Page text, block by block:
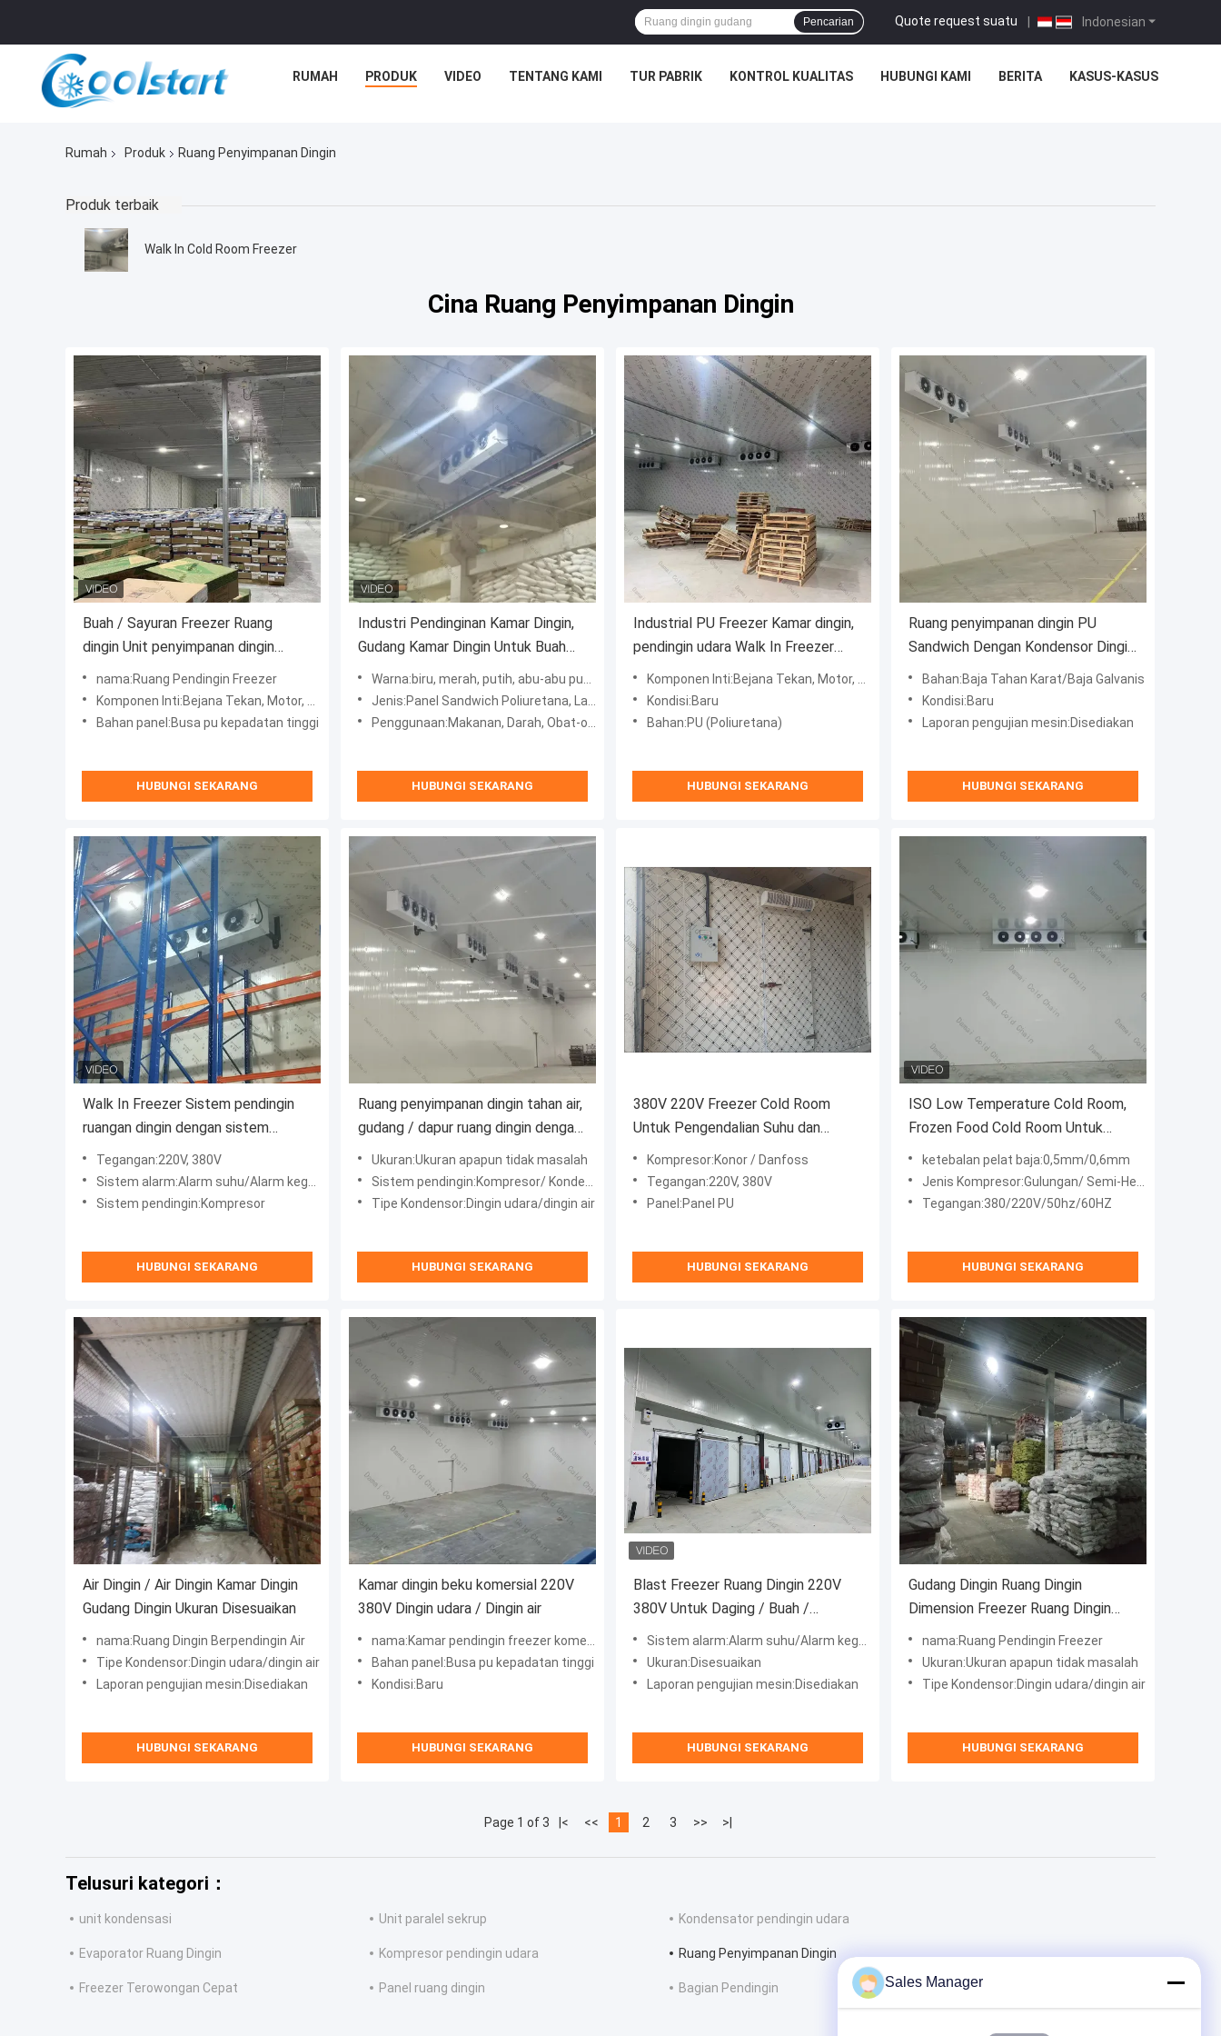
Indonesian
Quote request suatu |
Pencarian
RUMAH PRODUK VIDEO TENTANG KAMI TUR PABRIK KONTROL KUALITAS HUBUNGI KAMI BERITA KASUS-KASUS
Rumah Produk Ruang Penyimpanan Dingin
Produk terbaik
Walk In Cold Room Freezer
Cina Ruang Penyimpanan Dingin
Buah / Sayuran Freezer Ruang
dingin Unit penyimpanan dingin
untuk penyimpanan segar /
pembekuan
nama:Ruang Pendingin Freezer
Komponen Inti:Bejana Tekan, Motor, Bantalan
Bahan panel:Busa pu kepadatan tinggi
HUBUNGI SEKARANG
Industri Pendinginan Kamar Dingin,
Gudang Kamar Dingin Untuk Buah
Makanan Kamar Ikan
Warna:biru, merah, putih, abu-abu pucat, warna Ral
Jenis:Panel Sandwich Poliuretana, Lainnya, Dubai, bahan dinding, Abu Dhabi
Penggunaan:Makanan, Darah, Obat-obatan
HUBUNGI SEKARANG
Industrial PU Freezer Kamar dingin,
pendingin udara Walk In Freezer
Kondensasi Unit
Komponen Inti:Bejana Tekan, Motor, Bantalan
Kondisi:Baru
Bahan:PU (Poliuretana)
HUBUNGI SEKARANG
Ruang penyimpanan dingin PU
Sandwich Dengan Kondensor Dingin
Udara / Piring Pendingin Evaporator
Bahan:Baja Tahan Karat/Baja Galvanis
Kondisi:Baru
Laporan pengujian mesin:Disediakan
HUBUNGI SEKARANG
Walk In Freezer Sistem pendingin
ruangan dingin dengan sistem
pendingin
Tegangan:220V, 380V
Sistem alarm:Alarm suhu/Alarm kegagalan daya
Sistem pendingin:Kompresor
HUBUNGI SEKARANG
Ruang penyimpanan dingin tahan air,
gudang / dapur ruang dingin dengan
panel PU
Ukuran:Ukuran apapun tidak masalah
Sistem pendingin:Kompresor/ Kondensor/ Evaporator
Tipe Kondensor:Dingin udara/dingin air
HUBUNGI SEKARANG
380V 220V Freezer Cold Room
Untuk Pengendalian Suhu dan
Kelembaban yang Tepat
Kompresor:Konor / Danfoss
Tegangan:220V, 380V
Panel:Panel PU
HUBUNGI SEKARANG
ISO Low Temperature Cold Room,
Frozen Food Cold Room Untuk
menyimpan sayuran / buah-buahan
ketebalan pelat baja:0,5mm/0,6mm
Jenis Kompresor:Gulungan/ Semi-Hermetik
Tegangan:380/220V/50hz/60HZ
HUBUNGI SEKARANG
Air Dingin / Air Dingin Kamar Dingin
Gudang Dingin Ukuran Disesuaikan
nama:Ruang Dingin Berpendingin Air
Tipe Kondensor:Dingin udara/dingin air
Laporan pengujian mesin:Disediakan
HUBUNGI SEKARANG
Kamar dingin beku komersial 220V
380V Dingin udara / Dingin air
nama:Kamar pendingin freezer komersial
Bahan panel:Busa pu kepadatan tinggi
Kondisi:Baru
HUBUNGI SEKARANG
Blast Freezer Ruang Dingin 220V
380V Untuk Daging / Buah /
Sayuran
Sistem alarm:Alarm suhu/Alarm kegagalan daya
Ukuran:Disesuaikan
Laporan pengujian mesin:Disediakan
HUBUNGI SEKARANG
Gudang Dingin Ruang Dingin
Dimension Freezer Ruang Dingin
Disesuaikan
nama:Ruang Pendingin Freezer
Ukuran:Ukuran apapun tidak masalah
Tipe Kondensor:Dingin udara/dingin air
HUBUNGI SEKARANG
Page 1 of 3 |< << 1 2 3 >> >|
Telusuri kategori：
unit kondensasi Unit paralel sekrup Kondensator pendingin udara
Evaporator Ruang Dingin Kompresor pendingin udara Ruang Penyimpanan Dingin
Freezer Terowongan Cepat Panel ruang dingin Bagian Pendingin Sales Manager